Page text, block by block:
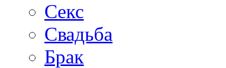
Секс
Свадьба
Брак